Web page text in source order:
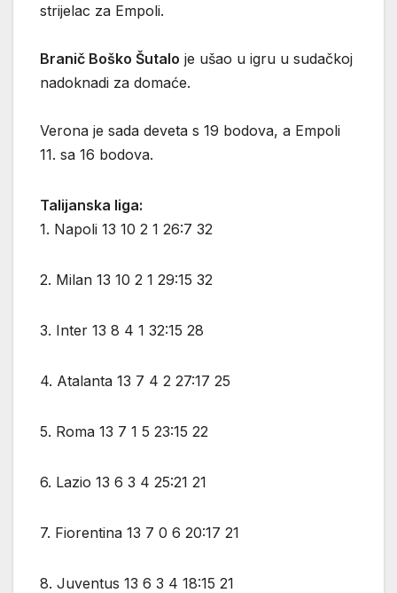
strijelac za Empoli.
Branič Boško Šutalo je ušao u igru u sudačkoj
nadoknadi za domaće.
Verona je sada deveta s 19 bodova, a Empoli
11. sa 16 bodova.
Talijanska liga:
1. Napoli 13 10 2 1 26:7 32
2. Milan 13 10 2 1 29:15 32
3. Inter 13 8 4 1 32:15 28
4. Atalanta 13 7 4 2 27:17 25
5. Roma 13 7 1 5 23:15 22
6. Lazio 13 6 3 4 25:21 21
7. Fiorentina 13 7 0 6 20:17 21
8. Juventus 13 6 3 4 18:15 21